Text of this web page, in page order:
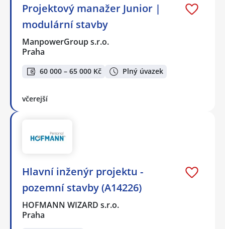
Projektový manažer Junior |
modulární stavby
ManpowerGroup s.r.o.
Praha
60 000 – 65 000 Kč Plný úvazek
včerejší
Hlavní inženýr projektu -
pozemní stavby (A14226)
HOFMANN WIZARD s.r.o.
Praha